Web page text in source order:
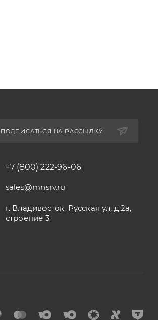
ПОДПИСАТЬСЯ НА РАССЫЛКУ
+7 (800) 222-96-06
sales@mnsrv.ru
г. Владивосток, Русская ул, д.2а,
строение 3